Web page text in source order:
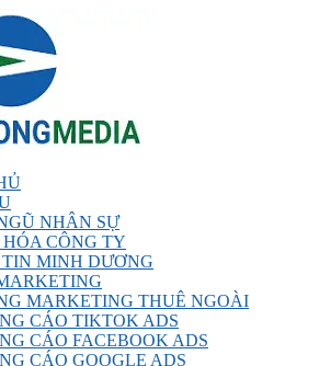
NHÂN SỰ
CÔNG TY
MINH DƯƠNG
MARKETING THUÊ NGOÀI
CÁO TIKTOK ADS
CÁO FACEBOOK ADS
CÁO GOOGLE ADS